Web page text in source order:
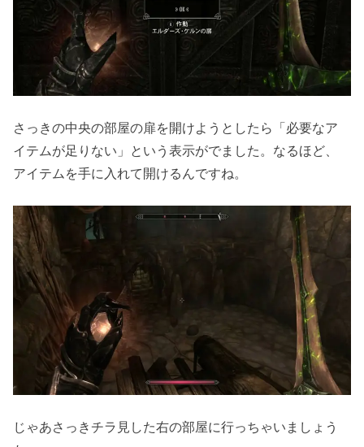
さっきの中央の部屋の扉を開けようとしたら「必要なア
イテムが足りない」という表示がでました。なるほど、
アイテムを手に入れて開けるんですね。
じゃあさっきチラ見した右の部屋に行っちゃいましょう